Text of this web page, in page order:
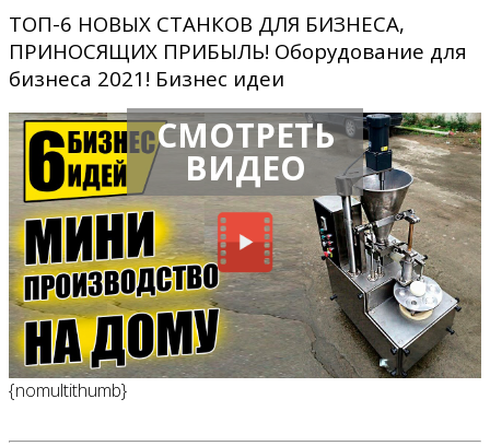
ТОП-6 НОВЫХ СТАНКОВ ДЛЯ БИЗНЕСА,
ПРИНОСЯЩИХ ПРИБЫЛЬ! Оборудование для
бизнеса 2021! Бизнес идеи
СМОТРЕТЬ
ВИДЕО
{nomultithumb}